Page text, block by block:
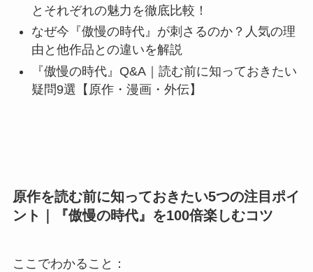
とそれぞれの魅力を徹底比較！
なぜ今『傲慢の時代』が刺さるのか？人気の理
由と他作品との違いを解説
『傲慢の時代』Q&A｜読む前に知っておきたい
疑問9選【原作・漫画・外伝】
原作を読む前に知っておきたい5つの注目ポイ
ント｜『傲慢の時代』を100倍楽しむコツ
ここでわかること：